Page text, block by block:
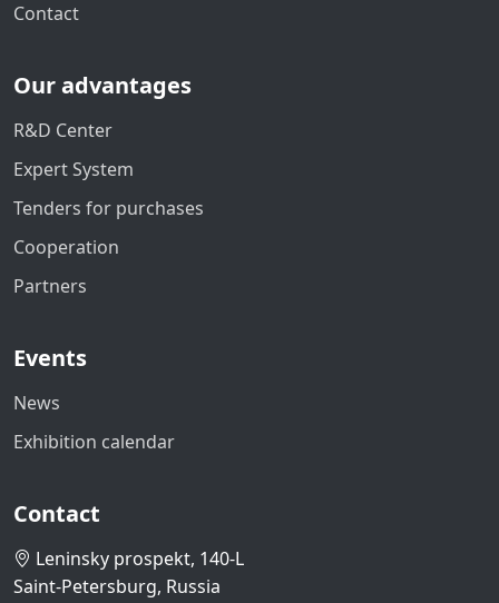
Contact
Our advantages
R&D Center
Expert System
Tenders for purchases
Cooperation
Partners
Events
News
Exhibition calendar
Contact
Leninsky prospekt, 140-L
Saint-Petersburg, Russia